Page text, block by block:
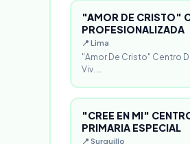
"AMOR DE CRISTO"
PROFESIONALIZADA
📍 Lima
"Amor De Cristo" Centro
Viv. …
"CREE EN MI"
PRIMARIA ESPECIAL
📍 Surquillo